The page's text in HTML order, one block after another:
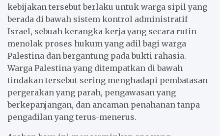
kebijakan tersebut berlaku untuk warga sipil yang
berada di bawah sistem kontrol administratif
Israel, sebuah kerangka kerja yang secara rutin
menolak proses hukum yang adil bagi warga
Palestina dan bergantung pada bukti rahasia.
Warga Palestina yang ditempatkan di bawah
tindakan tersebut sering menghadapi pembatasan
pergerakan yang parah, pengawasan yang
berkepanjangan, dan ancaman penahanan tanpa
pengadilan yang terus-menerus.